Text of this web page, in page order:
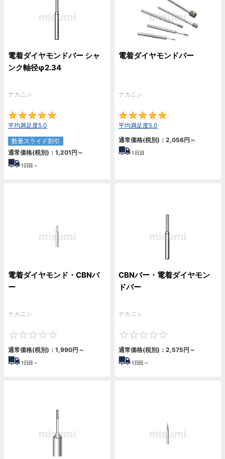
電着ダイヤモンドバー シャ
ンク軸径φ2.34
ナカニシ
平均満足度5.0
数量スライド割引
通常価格(税別)： 1,201円 ～
1日目～
電着ダイヤモンドバー
ナカニシ
平均満足度5.0
通常価格(税別)： 2,056円 ～
1 日目
電着ダイヤモンド・CBNバ
ー
ナカニシ
通常価格(税別)： 1,990円 ～
1日目～
CBNバー・電着ダイヤモン
ドバー
ナカニシ
通常価格(税別)： 2,575円 ～
1日目～